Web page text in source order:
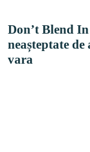
Don’t Blend
neașteptate
vara